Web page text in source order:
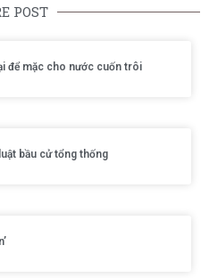
POST
để mặc cho nước cuốn trôi
bầu cử tổng thống